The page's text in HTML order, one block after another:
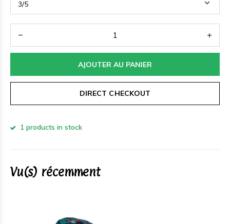
AJOUTER AU PANIER
DIRECT CHECKOUT
1 products in stock
Vu(s) récemment